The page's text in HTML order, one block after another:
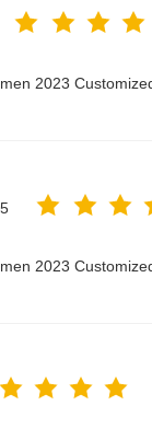
2023
2023